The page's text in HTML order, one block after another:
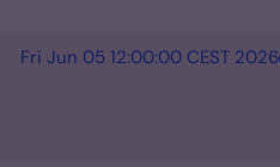
Fri Jun 05 12:00:00 CEST 2026